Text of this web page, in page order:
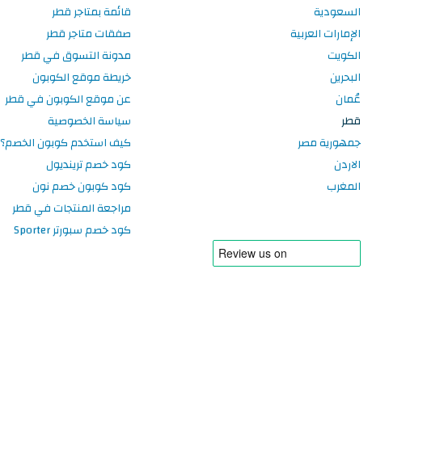
السعودية
الإمارات العربية
الكويت
البحرين
عُمان
قطر
جمهورية مصر
الاردن
المغرب
قائمة بمتاجر قطر
صفقات متاجر قطر
مدونة التسوق في قطر
خريطة موقع الكوبون
عن موقع الكوبون في قطر
سياسة الخصوصية
كيف استخدم كوبون الخصم؟
كود خصم ترينديول
كود كوبون خصم نون
مراجعة المنتجات في قطر
كود خصم سبورتر Sporter